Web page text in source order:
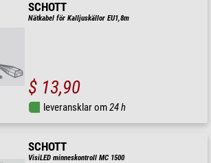
SCHOTT
Nätkabel för Kalljuskällor EU1,8m
$ 13,90
leveransklar om24 h
SCHOTT
VisiLED minneskontroll MC 1500